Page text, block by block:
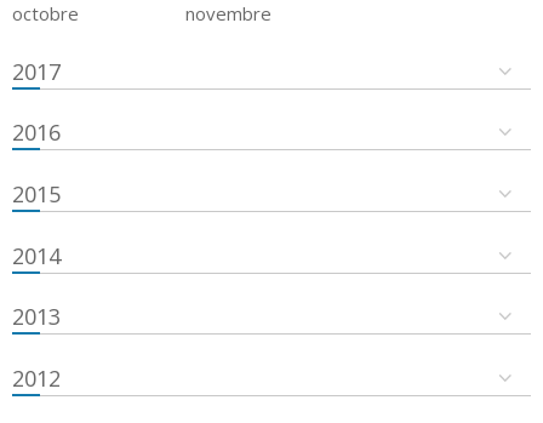
octobre
novembre
2017
2016
2015
2014
2013
2012